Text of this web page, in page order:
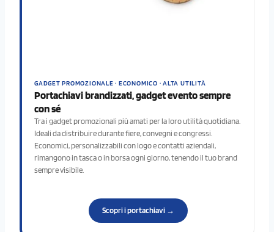
GADGET PROMOZIONALE · ECONOMICO · ALTA UTILITÀ
Portachiavi brandizzati, gadget evento sempre
con sé
Tra i gadget promozionali più amati per la loro utilità quotidiana.
Ideali da distribuire durante fiere, convegni e congressi.
Economici, personalizzabili con logo e contatti aziendali,
rimangono in tasca o in borsa ogni giorno, tenendo il tuo brand
sempre visibile.
Scopri i portachiavi →